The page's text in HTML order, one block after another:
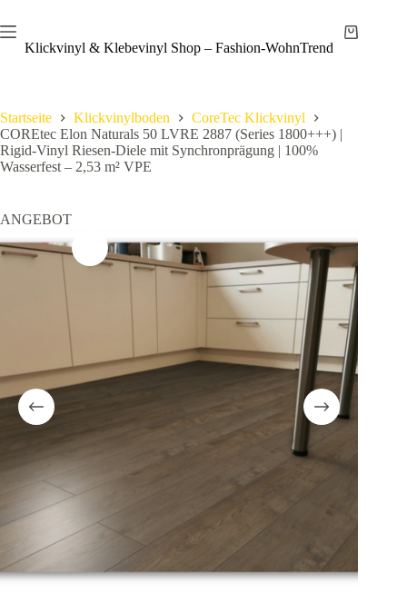
Inhalt
springenKlickvinyl & Klebevinyl Shop – Fashion-WohnTrend
Warenkorb
Startseite Klickvinylboden
CoreTec Klickvinyl
COREtec Elon Naturals 50 LVRE 2887 (Series 1800+++) |
Rigid-Vinyl Riesen-Diele mit Synchronprägung | 100%
Wasserfest – 2,53 m² VPE
ANGEBOT